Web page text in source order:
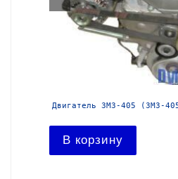
Двигатель ЗМЗ-405 (ЗМЗ-
В корзину